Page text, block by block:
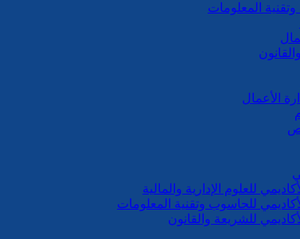
المعلومات
الأعمال
للعلوم الإدارية والمالية
للحاسوب وتقنية المعلومات
للشريعة والقانون